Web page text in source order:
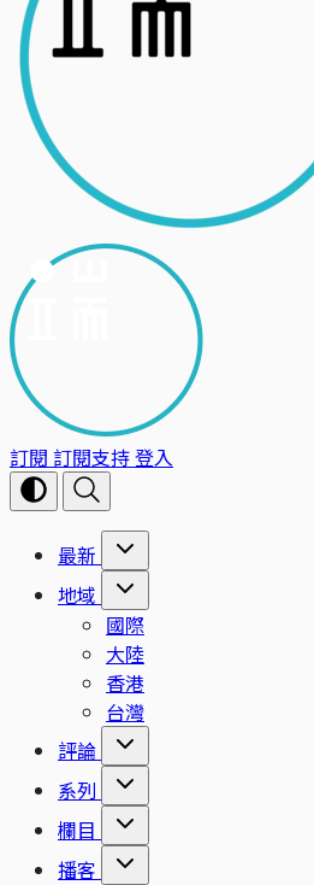
訂閱 訂閱支持登入
最新
地域
國際
大陸
香港
台灣
評論
系列
欄目
播客